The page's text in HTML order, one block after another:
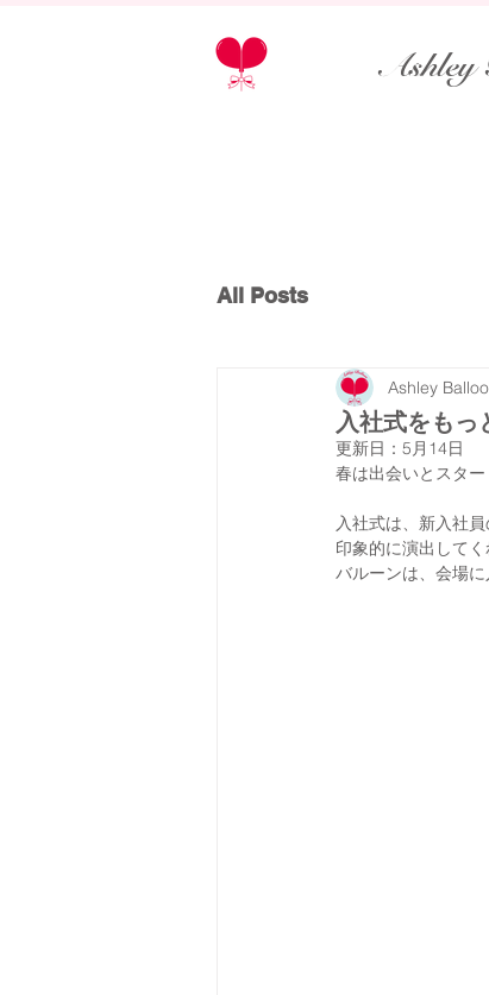
All Posts
入社式をもっ
Ashley
更新日： 5月14日
春は出会いとスタ
入社式は、新入社
印象的に演出して
バルーンは、会場